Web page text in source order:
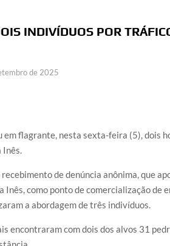
INDIVÍDUOS POR
de 2025
flagrante, nesta sexta-feira (5), dois
Inês.
de denúncia anônima, que
como ponto de comercialização de
a abordagem de três indivíduos.
encontraram com dois dos alvos 31